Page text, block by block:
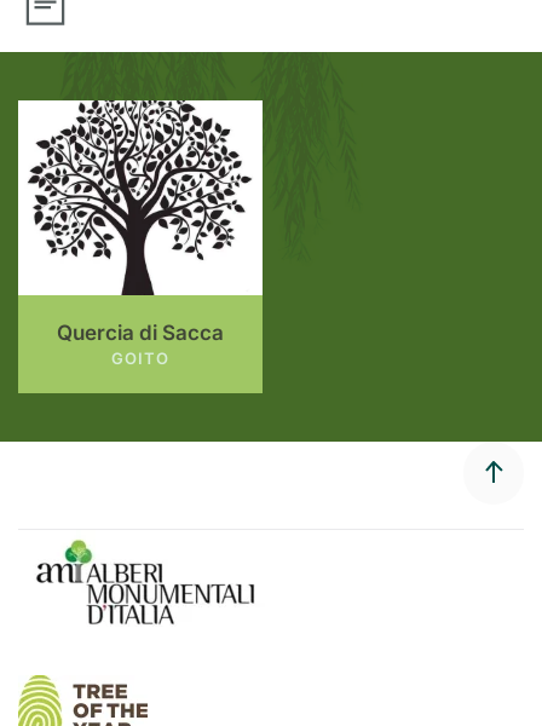
Quercia di Sacca
GOITO